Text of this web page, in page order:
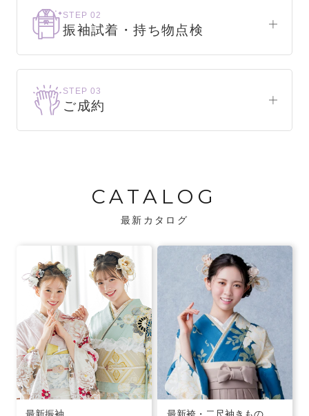
まずはお気軽にご来店ください。
STEP 02
振袖試着・持ち物点検
お気に入りの振袖が見つかるまで、何着でも
試着できます。
・振袖コンシェルジュが、振袖に合う小物や
バッグでお嬢様らしいコーディネートをご
STEP 03
ご成約
CATALOG
最新カタログ
最新振袖
最新袴・二尺袖きもの